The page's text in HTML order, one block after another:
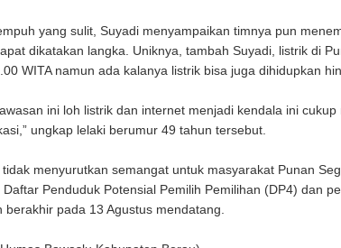
yang sulit, Suyadi menyampaikan timnya pun
dikatakan langka. Uniknya, tambah Suyadi, listrik di
WITA namun ada kalanya listrik bisa juga dihidupkan
ini loh listrik dan internet menjadi kendala ini
ungkap lelaki berumur 49 tahun tersebut.
menyurutkan semangat untuk masyarakat Punan
Penduduk Potensial Pemilih Pemilihan (DP4) dan
pada 13 Agustus mendatang.